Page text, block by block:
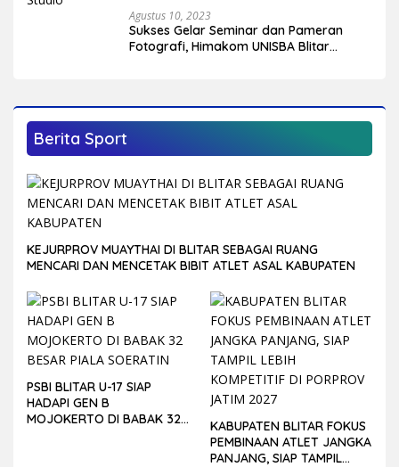
Agustus 10, 2023
Sukses Gelar Seminar dan Pameran
Fotografi, Himakom UNISBA Blitar
Berita Sport
KEJURPROV MUAYTHAI DI BLITAR SEBAGAI RUANG
MENCARI DAN MENCETAK BIBIT ATLET ASAL KABUPATEN
PSBI BLITAR U-17 SIAP
HADAPI GEN B
MOJOKERTO DI BABAK 32
KABUPATEN BLITAR FOKUS
PEMBINAAN ATLET JANGKA
PANJANG, SIAP TAMPIL